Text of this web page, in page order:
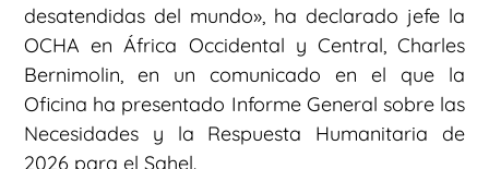
desatendidas del mundo», ha declarado jefe la
OCHA en África Occidental y Central, Charles
Bernimolin, en un comunicado en el que la
Oficina ha presentado Informe General sobre las
Necesidades y la Respuesta Humanitaria de
2026 para el Sahel.